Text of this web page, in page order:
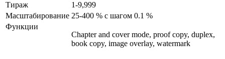
Тираж
1-9,999
Масштабирование 25-400 % с шагом 0.1 %
Функции
Chapter and cover mode, proof copy, duplex,
book copy, image overlay, watermark